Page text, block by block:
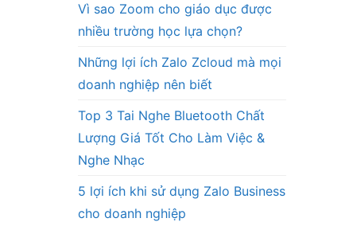
Vì sao Zoom cho giáo dục được
nhiều trường học lựa chọn?
Những lợi ích Zalo Zcloud mà mọi
doanh nghiệp nên biết
Top 3 Tai Nghe Bluetooth Chất
Lượng Giá Tốt Cho Làm Việc &
Nghe Nhạc
5 lợi ích khi sử dụng Zalo Business
cho doanh nghiệp